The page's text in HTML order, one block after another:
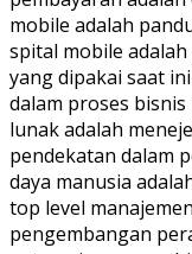
mobile adalah
spital mobile
yang dipakai saat
dalam proses
lunak adalah
pendekatan dalam
daya manusia
top level
pengembangan